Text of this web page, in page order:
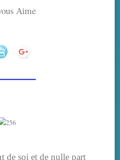
Aime
de soi et de nulle part